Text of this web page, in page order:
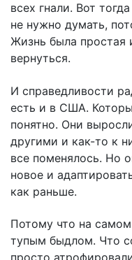
всех гнали. Вот
не нужно думать,
Жизнь была простая
вернуться.
И справедливости
есть и в США.
понятно. Они
другими и как-то к
все поменялось. Но
новое и
как раньше.
Потому что на
тупым быдлом. Что